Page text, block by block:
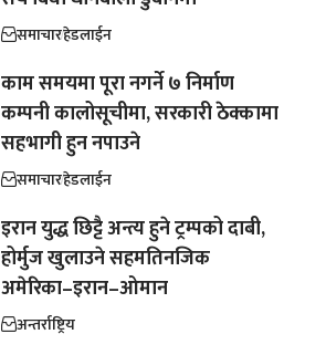
समाचारहेडलाईन
काम समयमा पूरा नगर्ने ७ निर्माण
कम्पनी कालोसूचीमा, सरकारी ठेक्कामा
सहभागी हुन नपाउने
समाचारहेडलाईन
इरान युद्ध छिट्टै अन्त्य हुने ट्रम्पको दाबी,
होर्मुज खुलाउने सहमतिनजिक
अमेरिका–इरान–ओमान
अन्तर्राष्ट्रिय